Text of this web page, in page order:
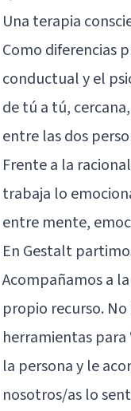
Una terapia
Como diferencias
conductual y el
de tú a tú,
entre las dos
Frente a la
trabaja lo
entre mente,
En Gestalt
Acompañamos a
propio recurso.
herramientas para
la persona y le
nosotros/as lo